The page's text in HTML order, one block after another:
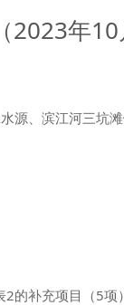
年10
源、滨江河三坑
的补充项目（5